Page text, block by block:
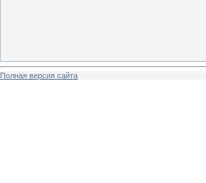
Полная версия сайта